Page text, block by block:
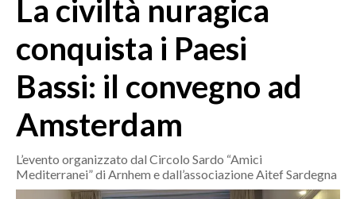
MEDIO CAMPIDANO
SASSARI E PROVINCIA
GALLURA
NUORO E PROVINCIA
OGLIASTRA
CRONACA
La civiltà nuragica
conquista i Paesi
Bassi: il convegno ad
Amsterdam
L’evento organizzato dal Circolo Sardo “Amici
Mediterranei” di Arnhem e dall’associazione Aitef Sardegna